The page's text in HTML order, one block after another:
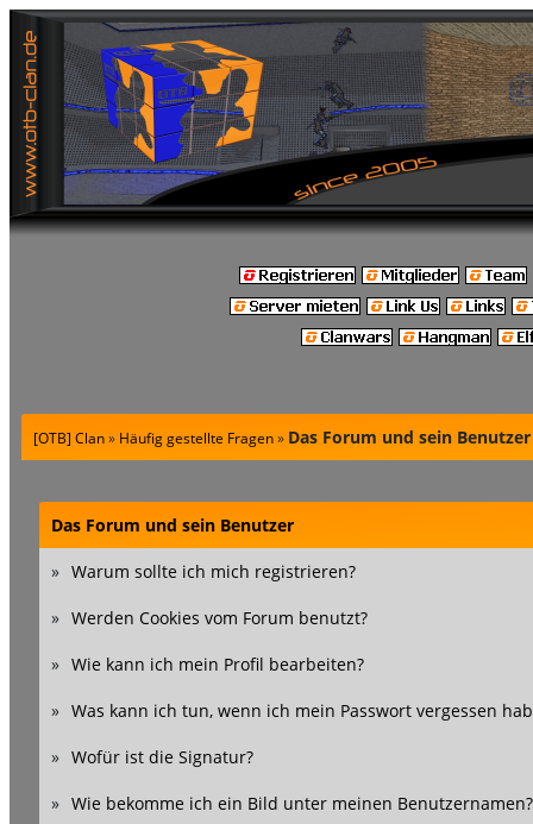
[OTB] Clan» Häufig gestellte Fragen» Das Forum und sein Benutzer
Das Forum und sein Benutzer
» Warum sollte ich mich registrieren?
» Werden Cookies vom Forum benutzt?
» Wie kann ich mein Profil bearbeiten?
» Was kann ich tun, wenn ich mein Passwort vergessen
» Wofür ist die Signatur?
» Wie bekomme ich ein Bild unter meinen Benutzernamen?